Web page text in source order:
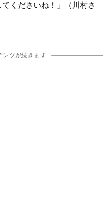
くださいね！」（川村さ
ンツが続きます